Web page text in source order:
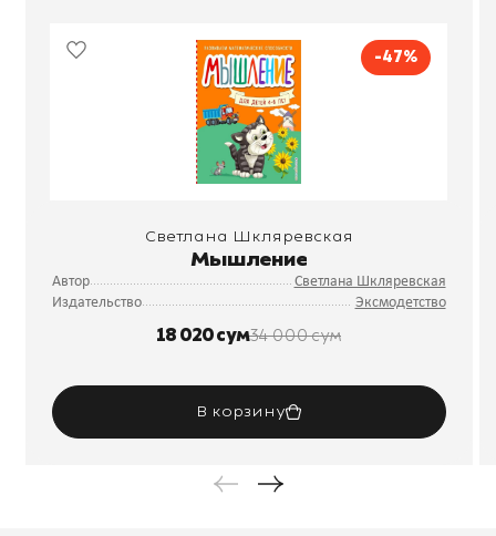
-47%
Светлана Шкляревская
Мышление
Автор
Светлана Шкляревская
Издательство
Эксмодетство
18 020 сум34 000 сум
В корзину